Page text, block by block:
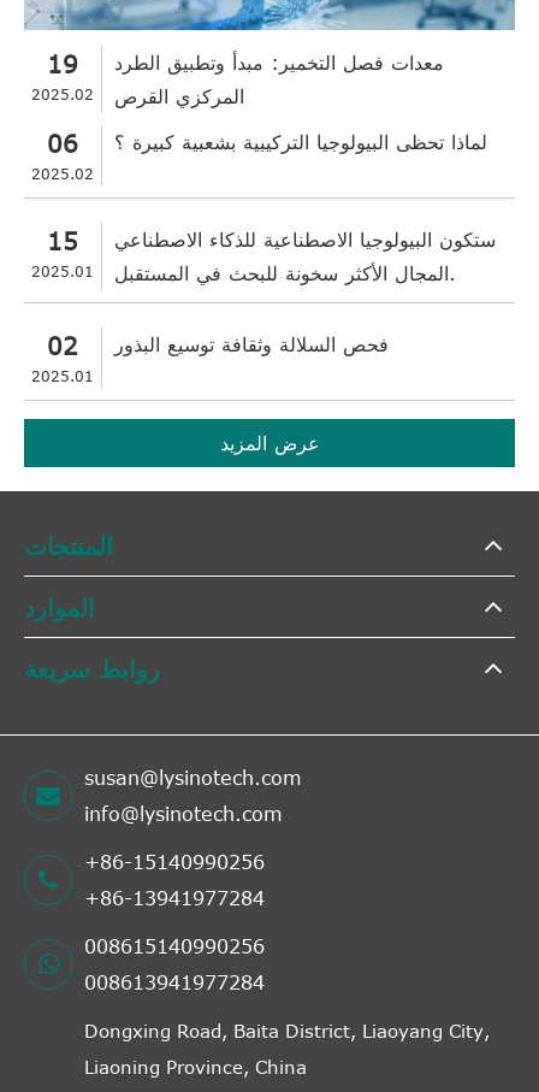
19
2025.02
معدات فصل التخمير: مبدأ وتطبيق الطرد
المركزي القرص
06
2025.02
لماذا تحظى البيولوجيا التركيبية بشعبية كبيرة ؟
15
2025.01
ستكون البيولوجيا الاصطناعية للذكاء الاصطناعي
المجال الأكثر سخونة للبحث في المستقبل.
02
2025.01
فحص السلالة وثقافة توسيع البذور
عرض المزيد
المنتجات
الموارد
روابط سريعة
susan@lysinotech.com
info@lysinotech.com
+86-15140990256
+86-13941977284
008615140990256
008613941977284
Dongxing Road, Baita District, Liaoyang City,
Liaoning Province, China